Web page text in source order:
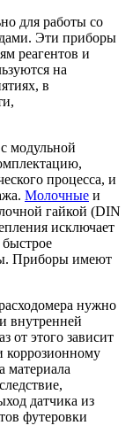
для работы со
Эти приборы
реагентов и
на
в
модульной
процесса, и
Молочные и
гайкой (DIN
исключает
быстрое
Приборы имеют
нужно
внутренней
от этого зависит
коррозионному
материала
датчика из
футеровки